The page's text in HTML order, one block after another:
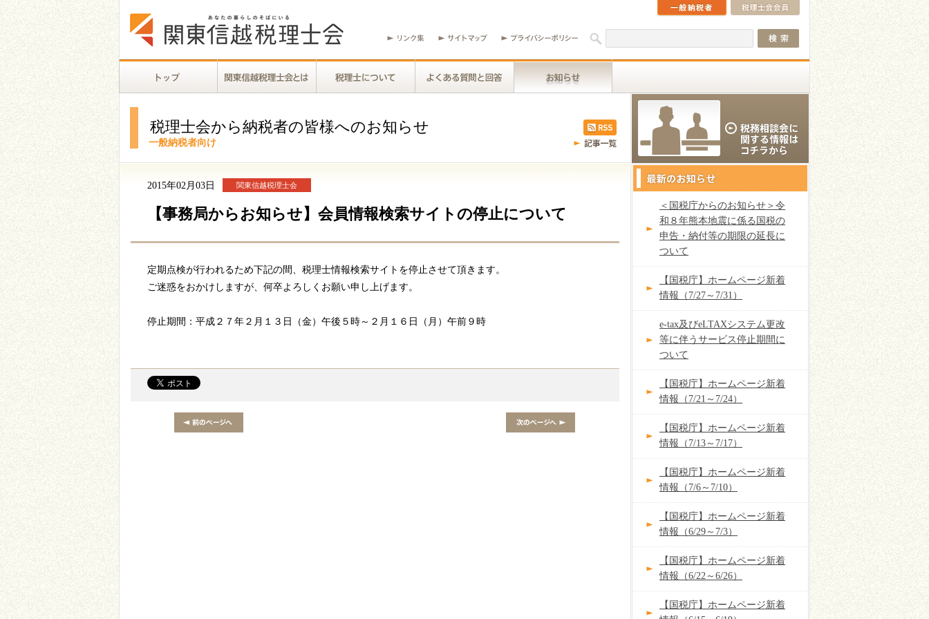
税理士会から納税者の皆様へのお知らせ
一般納税者向け
2015年02月03日 関東信越税理士会
【事務局からお知らせ】会員情報検索サイトの停止について
定期点検が行われるため下記の間、税理士情報検索サイトを停止させて頂きます。
ご迷惑をおかけしますが、何卒よろしくお願い申し上げます。
停止期間：平成２７年２月１３日（金）午後５時～２月１６日（月）午前９時
＜国税庁からのお知らせ＞令
和８年熊本地震に係る国税の
申告・納付等の期限の延長に
ついて
【国税庁】ホームページ新着
情報（7/27～7/31）
e-tax及びeLTAXシステム更改
等に伴うサービス停止期間に
ついて
【国税庁】ホームページ新着
情報（7/21～7/24）
【国税庁】ホームページ新着
情報（7/13～7/17）
【国税庁】ホームページ新着
情報（7/6～7/10）
【国税庁】ホームページ新着
情報（6/29～7/3）
【国税庁】ホームページ新着
情報（6/22～6/26）
【国税庁】ホームページ新着